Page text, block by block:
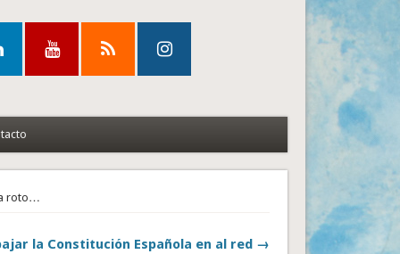
roto…
la Constitución Española en al red →